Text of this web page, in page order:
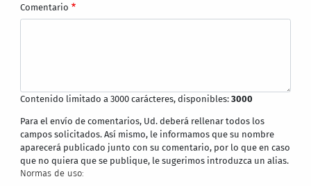
Comentario
Contenido limitado a 3000 carácteres, disponibles:3000
Para el envío de comentarios, Ud. deberá rellenar todos los
campos solicitados. Así mismo, le informamos que su nombre
aparecerá publicado junto con su comentario, por lo que en caso
que no quiera que se publique, le sugerimos introduzca un alias.
Normas de uso: